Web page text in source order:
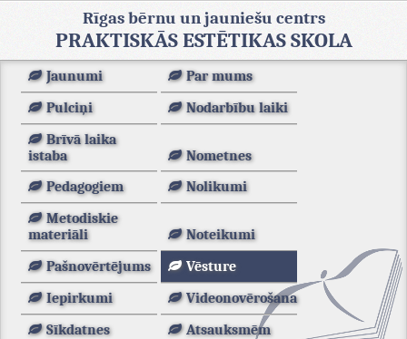
Rīgas bērnu un jauniešu centrs
PRAKTISKĀS ESTĒTIKAS SKOLA
Jaunumi
Par mums
Pulciņi
Nodarbību laiki
Brīvā laika
istaba
Nometnes
Pedagogiem
Nolikumi
Metodiskie
materiāli
Noteikumi
Pašnovērtējums
Vēsture
Iepirkumi
Videonovērošana
Sīkdatnes
Atsauksmēm